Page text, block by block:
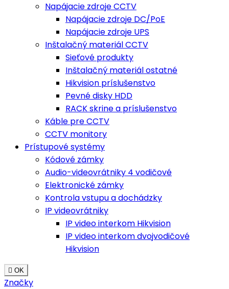
Napájacie zdroje CCTV
Napájacie zdroje DC/PoE
Napájacie zdroje UPS
Inštalačný materiál CCTV
Sieťové produkty
Inštalačný materiál ostatné
Hikvision príslušenstvo
Pevné disky HDD
RACK skrine a príslušenstvo
Káble pre CCTV
CCTV monitory
Prístupové systémy
Kódové zámky
Audio-videovrátniky 4 vodičové
Elektronické zámky
Kontrola vstupu a dochádzky
IP videovrátniky
IP video interkom Hikvision
IP video interkom dvojvodičové
Hikvision
 OK
Značky